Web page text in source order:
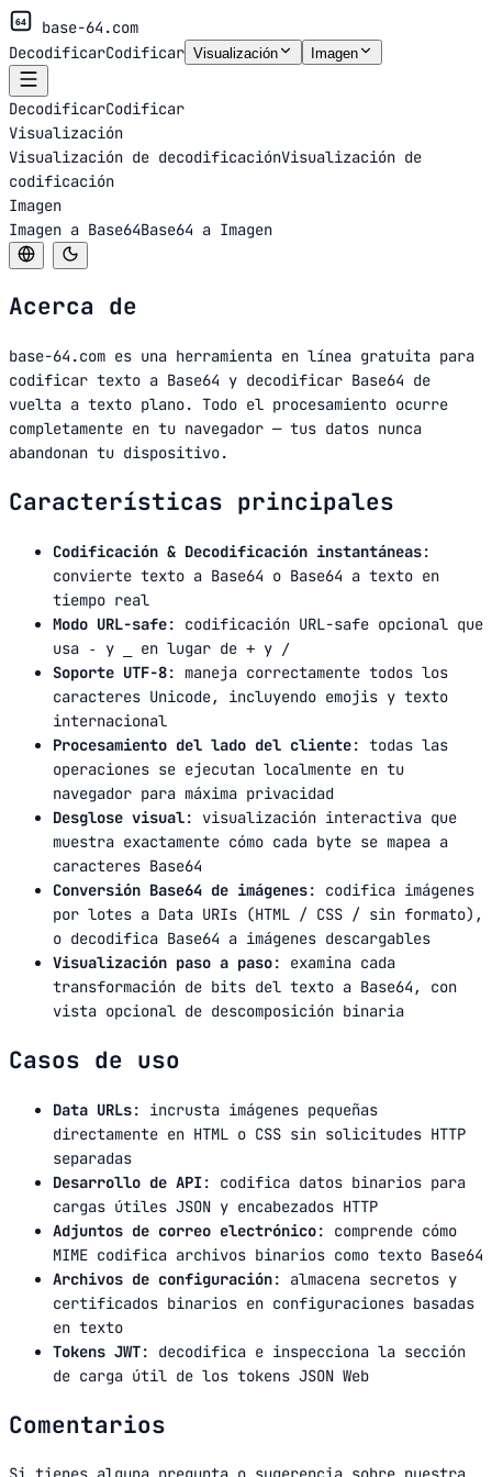
64
base-64.com
DecodificarCodificar Visualización Imagen
DecodificarCodificar
Visualización
Visualización de decodificaciónVisualización de
codificación
Imagen
Imagen a Base64Base64 a Imagen
Acerca de
base-64.com es una herramienta en línea gratuita para
codificar texto a Base64 y decodificar Base64 de
vuelta a texto plano. Todo el procesamiento ocurre
completamente en tu navegador — tus datos nunca
abandonan tu dispositivo.
Características principales
Codificación & Decodificación instantáneas:
convierte texto a Base64 o Base64 a texto en
tiempo real
Modo URL-safe: codificación URL-safe opcional que
usa
- y en lugar de + y /
Soporte UTF-8: maneja correctamente todos los
caracteres Unicode, incluyendo emojis y texto
internacional
Procesamiento del lado del cliente: todas las
operaciones se ejecutan localmente en tu
navegador para máxima privacidad
Desglose visual: visualización interactiva que
muestra exactamente cómo cada byte se mapea a
caracteres Base64
Conversión Base64 de imágenes: codifica imágenes
por lotes a Data URIs (HTML / CSS / sin formato),
o decodifica Base64 a imágenes descargables
Visualización paso a paso: examina cada
transformación de bits del texto a Base64, con
vista opcional de descomposición binaria
Casos de uso
Data URLs: incrusta imágenes pequeñas
directamente en HTML o CSS sin solicitudes HTTP
separadas
Desarrollo de API: codifica datos binarios para
cargas útiles JSON y encabezados HTTP
Adjuntos de correo electrónico: comprende cómo
MIME codifica archivos binarios como texto Base64
Archivos de configuración: almacena secretos y
certificados binarios en configuraciones basadas
en texto
Tokens JWT: decodifica e inspecciona la sección
de carga útil de los tokens JSON Web
Comentarios